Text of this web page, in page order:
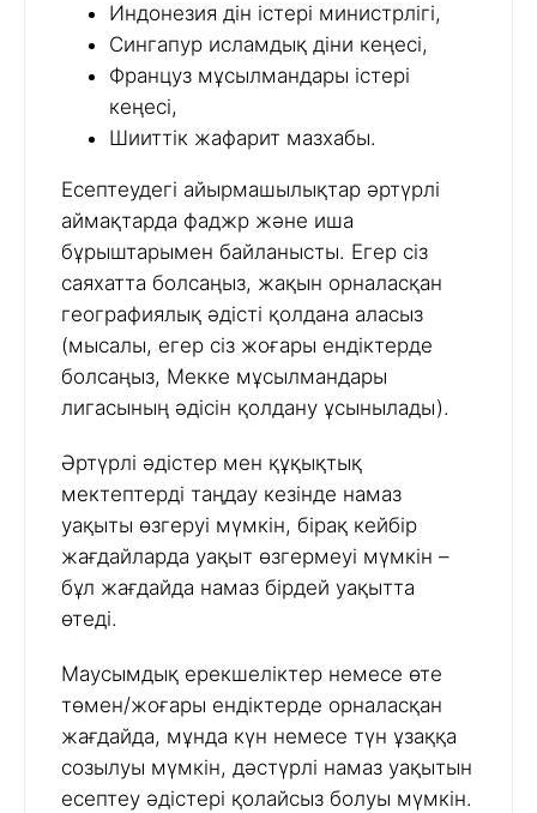
Индонезия дін істері министрлігі,
Сингапур исламдық діни кеңесі,
Француз мұсылмандары істері
кеңесі,
Шииттік жафарит мазхабы.
Есептеудегі айырмашылықтар әртүрлі
аймақтарда фаджр және иша
бұрыштарымен байланысты. Егер сіз
саяхатта болсаңыз, жақын орналасқан
географиялық әдісті қолдана аласыз
(мысалы, егер сіз жоғары ендіктерде
болсаңыз, Мекке мұсылмандары
лигасының әдісін қолдану ұсынылады).
Әртүрлі әдістер мен құқықтық
мектептерді таңдау кезінде намаз
уақыты өзгеруі мүмкін, бірақ кейбір
жағдайларда уақыт өзгермеуі мүмкін –
бұл жағдайда намаз бірдей уақытта
өтеді.
Маусымдық ерекшеліктер немесе өте
төмен/жоғары ендіктерде орналасқан
жағдайда, мұнда күн немесе түн ұзаққа
созылуы мүмкін, дәстүрлі намаз уақытын
есептеу әдістері қолайсыз болуы мүмкін.